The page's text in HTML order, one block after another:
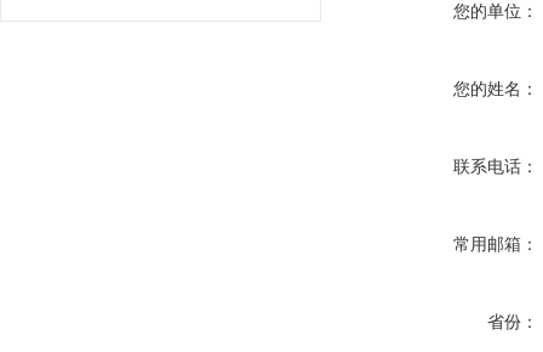
您的单位：
您的姓名：
联系电话：
常用邮箱：
省份：